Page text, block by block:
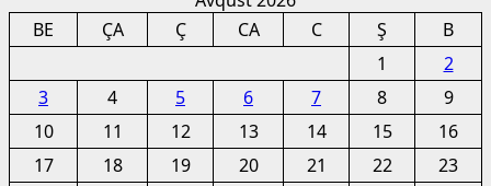
BE
ÇA Ç CA C Ş
B
1
2
3
4 5 6 7 8
9
10
11 12 13 14 15
16
17
18 19 20 21 22
23